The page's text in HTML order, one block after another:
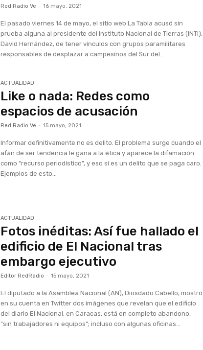
Red Radio Ve - 16 mayo, 2021
El pasado viernes 14 de mayo, el sitio web La Tabla acusó sin
prueba alguna al presidente del Instituto Nacional de Tierras (INTI),
David Hernández, de tener vínculos con grupos paramilitares
responsables de desplazar a campesinos del Sur del...
ACTUALIDAD
Like o nada: Redes como
espacios de acusación
Red Radio Ve - 15 mayo, 2021
Informar definitivamente no es delito. El problema surge cuando el
afán de ser tendencia le gana a la ética y aparece la difamación
como “recurso periodístico”, y eso sí es un delito que se paga caro.
Ejemplos de esto...
ACTUALIDAD
Fotos inéditas: Así fue hallado el
edificio de El Nacional tras
embargo ejecutivo
Editor RedRadio - 15 mayo, 2021
El diputado a la Asamblea Nacional (AN), Diosdado Cabello, mostró
en su cuenta en Twitter dos imágenes que revelan que el edificio
del diario El Nacional, en Caracas, está en completo abandono,
"sin trabajadores ni equipos"; incluso con algunas oficinas...